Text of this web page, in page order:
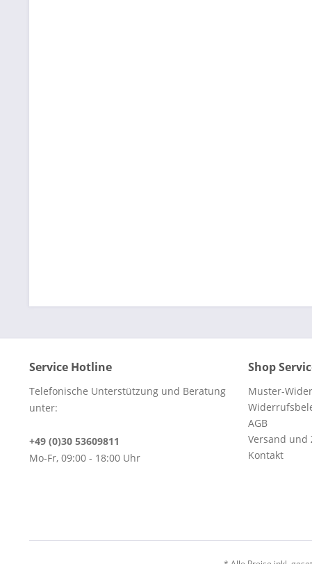
Service Hotline
Telefonische Unterstützung und Beratung
unter:
+49 (0)30 53609811
Mo-Fr, 09:00 - 18:00 Uhr
Shop
Muster-
AGB
Versand und
Kontakt